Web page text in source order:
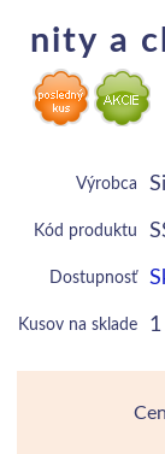
nity a
Výrobca
Kód produktu
Dostupnosť
Kusov na sklade 1